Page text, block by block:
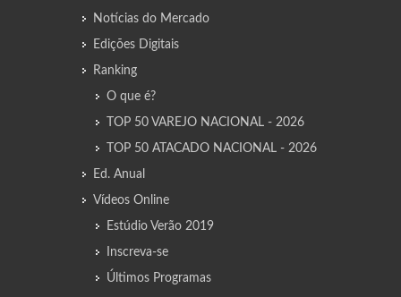
Notícias do Mercado
Edições Digitais
Ranking
O que é?
TOP 50 VAREJO NACIONAL - 2026
TOP 50 ATACADO NACIONAL - 2026
Ed. Anual
Vídeos Online
Estúdio Verão 2019
Inscreva-se
Últimos Programas